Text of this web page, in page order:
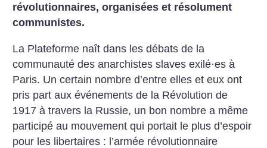
révolutionnaires, organisées et résolument
communistes.
La Plateforme naît dans les débats de la
communauté des anarchistes slaves exilé·es à
Paris. Un certain nombre d’entre elles et eux ont
pris part aux événements de la Révolution de
1917 à travers la Russie, un bon nombre a même
participé au mouvement qui portait le plus d’espoir
pour les libertaires : l’armée révolutionnaire